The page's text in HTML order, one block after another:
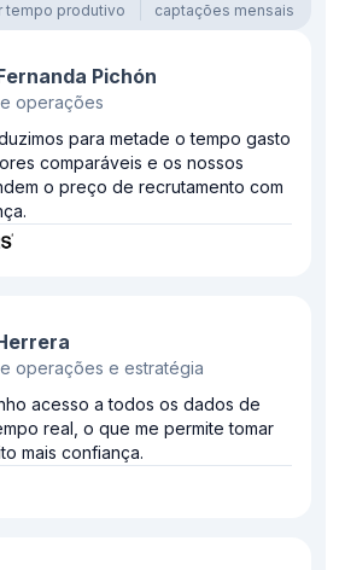
tempo produtivo captações mensais
Pichón
operações
para metade o tempo gasto
comparáveis e os nossos
o preço de recrutamento com
operações e estratégia
acesso a todos os dados de
real, o que me permite tomar
mais confiança.